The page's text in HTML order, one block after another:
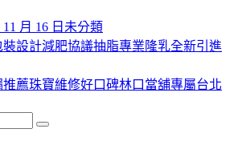
月 16 日 類
未分類
裝設計減肥協議抽脂專業隆乳全新引進
推薦珠寶維修好口碑林口當舖專屬台北